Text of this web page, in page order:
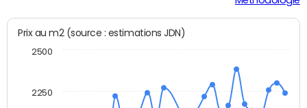
Prix au m2 (source : estimations JDN)
2250
2500